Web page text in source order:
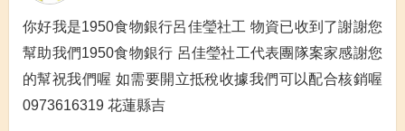
你好我是1950食物銀行呂佳瑩社工 物資已收到了謝謝您
幫助我們1950食物銀行 呂佳瑩社工代表團隊案家感謝您
的幫祝我們喔 如需要開立抵稅收據我們可以配合核銷喔
0973616319 花蓮縣吉